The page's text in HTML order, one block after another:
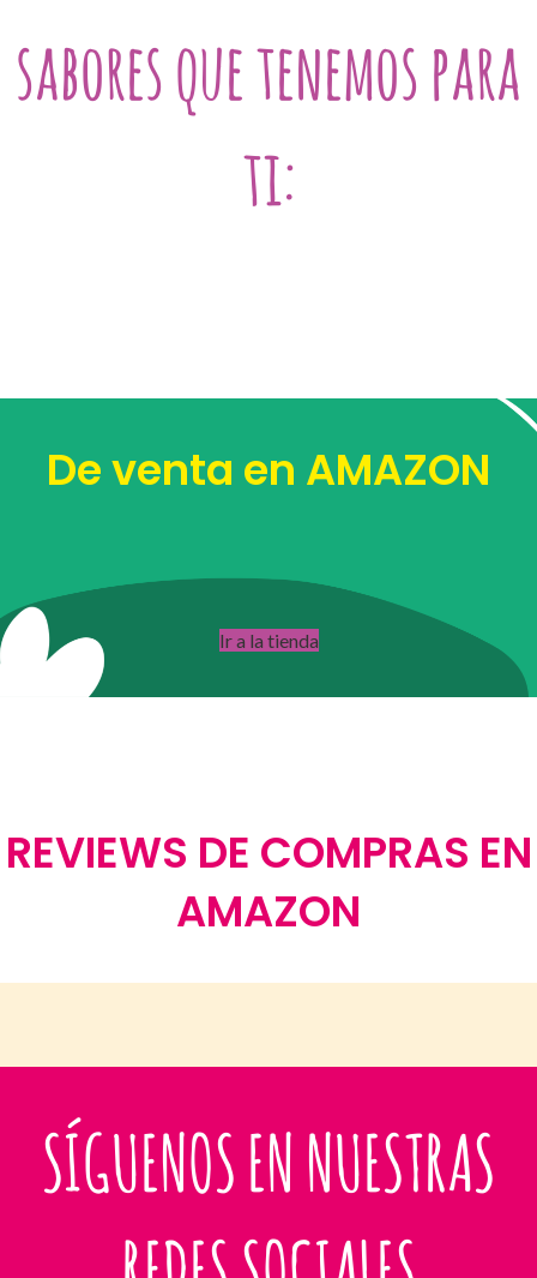
sabores que tenemos para
ti:
De venta en AMAZON
Ir a la tienda
REVIEWS DE COMPRAS EN
AMAZON
SÍGUENOS EN NUESTRAS